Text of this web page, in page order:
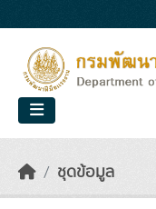
ชุดข้อมูล